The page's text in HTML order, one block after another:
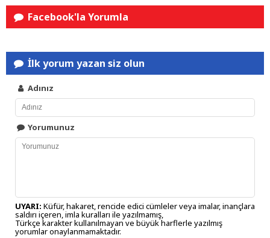
Facebook'la Yorumla
İlk yorum yazan siz olun
Adınız
Yorumunuz
UYARI: Küfür, hakaret, rencide edici cümleler veya imalar, inançlara
saldırı içeren, imla kuralları ile yazılmamış,
Türkçe karakter kullanılmayan ve büyük harflerle yazılmış
yorumlar onaylanmamaktadır.